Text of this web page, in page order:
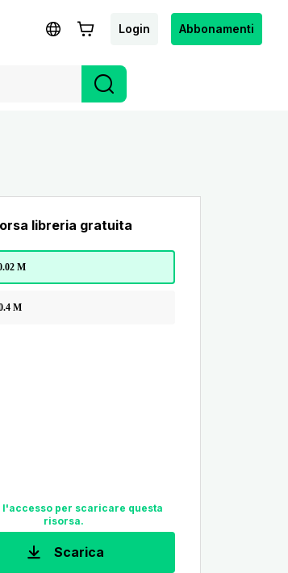
Login Abbonamenti
libreria gratuita
M
M
l'accesso per scaricare questa
risorsa.
Scarica